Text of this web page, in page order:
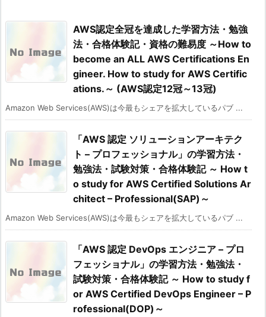
AWS認定全冠を達成した学習方法・勉強
法・合格体験記・資格の難易度 ～How to
become an ALL AWS Certifications En
gineer. How to study for AWS Certific
ations.～ (AWS認定12冠～13冠)
Amazon Web Services(AWS)は今最もシェアを拡大しているパブ ...
「AWS 認定 ソリューションアーキテク
ト – プロフェッショナル」の学習方法・
勉強法・試験対策・合格体験記 ～ How t
o study for AWS Certified Solutions Ar
chitect – Professional(SAP)～
Amazon Web Services(AWS)は今最もシェアを拡大しているパブ ...
「AWS 認定 DevOps エンジニア – プロ
フェッショナル」の学習方法・勉強法・
試験対策・合格体験記 ～ How to study f
or AWS Certified DevOps Engineer – P
rofessional(DOP)～